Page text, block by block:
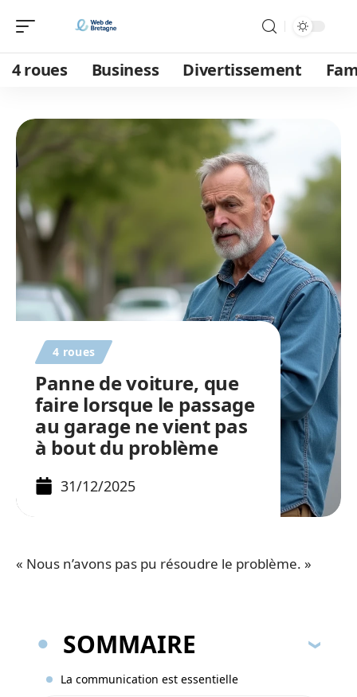
4 roues Business Divertissement
4 roues
Panne de voiture, que
faire lorsque le passage
au garage ne vient pas
à bout du problème
31/12/2025
« Nous n’avons pas pu résoudre le problème. »
SOMMAIRE
La communication est essentielle